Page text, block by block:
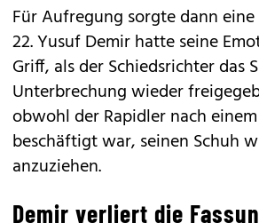
Für Aufregung sorgte dann
22. Yusuf Demir hatte seine
Griff, als der Schiedsrichter das
Unterbrechung wieder
obwohl der Rapidler nach
beschäftigt war, seinen Schuh
anzuziehen.
Demir verliert die